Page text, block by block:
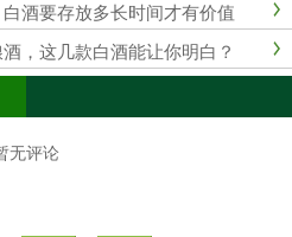
酒要存放多长时间才有价值
，这几款白酒能让你明白？
无评论